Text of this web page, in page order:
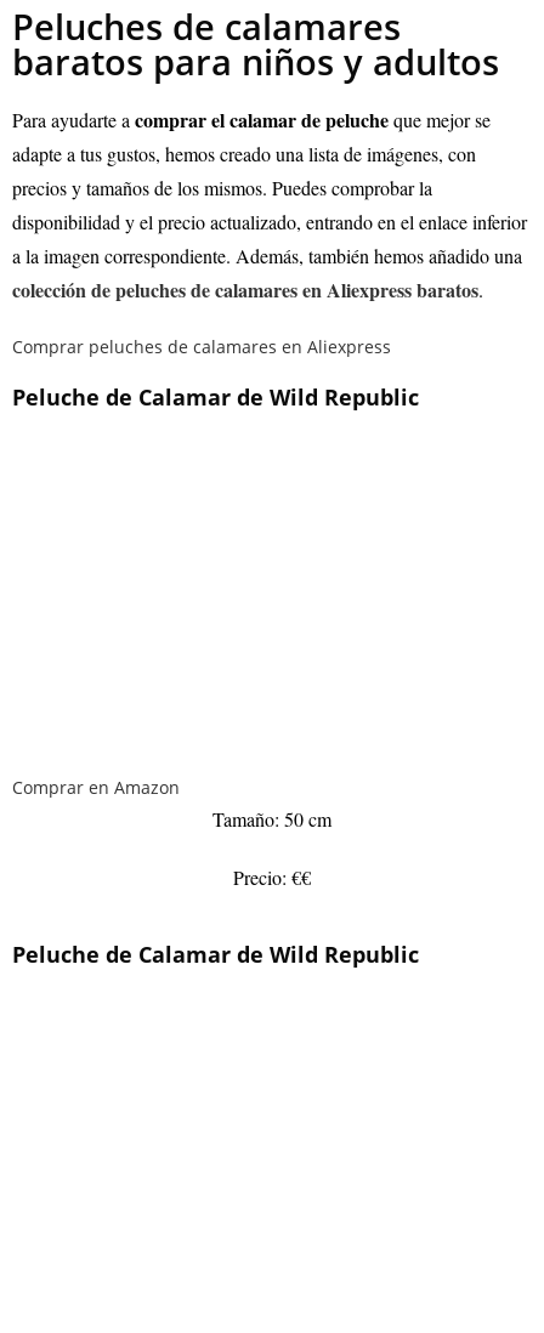
Peluches de calamares
baratos para niños y adultos
Para ayudarte a comprar el calamar de pelucheque mejor se
adapte a tus gustos, hemos creado una lista de imágenes, con
precios y tamaños de los mismos. Puedes comprobar la
disponibilidad y el precio actualizado, entrando en el enlace inferior
a la imagen correspondiente. Además, también hemos añadido una
colección de peluches de calamares en Aliexpress baratos.
Comprar peluches de calamares en Aliexpress
Peluche de Calamar de Wild Republic
Comprar en Amazon
Tamaño: 50 cm
Precio: €€
Peluche de Calamar de Wild Republic